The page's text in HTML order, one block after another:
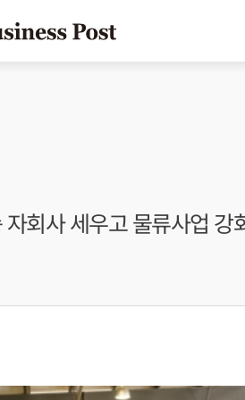
회사 세우고 물류사업 강